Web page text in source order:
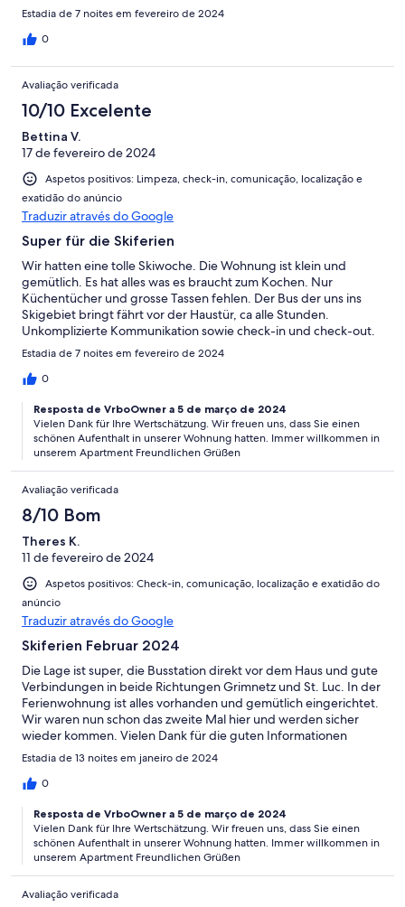
Estadia de 7 noites em fevereiro de 2024
0
Avaliação verificada
10/10 Excelente
Bettina V.
17 de fevereiro de 2024
Aspetos positivos: Limpeza, check-in, comunicação, localização e
exatidão do anúncio
Traduzir através do Google
Super für die Skiferien
Wir hatten eine tolle Skiwoche. Die Wohnung ist klein und
gemütlich. Es hat alles was es braucht zum Kochen. Nur
Küchentücher und grosse Tassen fehlen. Der Bus der uns ins
Skigebiet bringt fährt vor der Haustür, ca alle Stunden.
Unkomplizierte Kommunikation sowie check-in und check-out.
Wir kommen gerne wieder!
Estadia de 7 noites em fevereiro de 2024
0
Resposta de VrboOwner a 5 de março de 2024
Vielen Dank für Ihre Wertschätzung. Wir freuen uns, dass Sie einen
schönen Aufenthalt in unserer Wohnung hatten. Immer willkommen in
unserem Apartment Freundlichen Grüßen
Avaliação verificada
8/10 Bom
Theres K.
11 de fevereiro de 2024
Aspetos positivos: Check-in, comunicação, localização e exatidão do
anúncio
Traduzir através do Google
Skiferien Februar 2024
Die Lage ist super, die Busstation direkt vor dem Haus und gute
Verbindungen in beide Richtungen Grimnetz und St. Luc. In der
Ferienwohnung ist alles vorhanden und gemütlich eingerichtet.
Wir waren nun schon das zweite Mal hier und werden sicher
wieder kommen. Vielen Dank für die guten Informationen
Vorab.
Estadia de 13 noites em janeiro de 2024
0
Resposta de VrboOwner a 5 de março de 2024
Vielen Dank für Ihre Wertschätzung. Wir freuen uns, dass Sie einen
schönen Aufenthalt in unserer Wohnung hatten. Immer willkommen in
unserem Apartment Freundlichen Grüßen
Avaliação verificada